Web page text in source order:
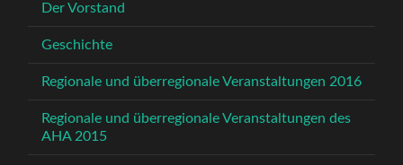
Der Vorstand
Geschichte
Regionale und überregionale Veranstaltungen 2016
Regionale und überregionale Veranstaltungen des
AHA 2015